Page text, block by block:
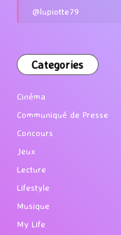
@lupiotte79
Categories
Cinéma
Communiqué de Presse
Concours
Jeux
Lecture
Lifestyle
Musique
My Life